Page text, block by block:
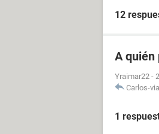
12
A quién
Yraimar22 -
Carlos-
1